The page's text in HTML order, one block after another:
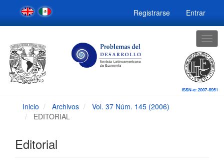
Navegación
principal
Contenido
Barra
lateral
Registrarse Entrar
Inicio Archivos
Vol. 37 Núm. 145 (2006)
EDITORIAL
Editorial